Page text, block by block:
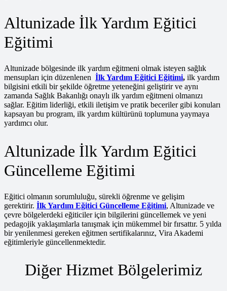
Altunizade İlk Yardım Eğitici
Eğitimi
Altunizade bölgesinde ilk yardım eğitmeni olmak isteyen sağlık
mensupları için düzenlenen İlk Yardım Eğitici Eğitimi, ilk yardım
bilgisini etkili bir şekilde öğretme yeteneğini geliştirir ve aynı
zamanda Sağlık Bakanlığı onaylı ilk yardım eğitmeni olmanızı
sağlar. Eğitim liderliği, etkili iletişim ve pratik beceriler gibi konuları
kapsayan bu program, ilk yardım kültürünü toplumuna yaymaya
yardımcı olur.
Altunizade İlk Yardım Eğitici
Güncelleme Eğitimi
Eğitici olmanın sorumluluğu, sürekli öğrenme ve gelişim
gerektirir. İlk Yardım Eğitici Güncelleme Eğitimi, Altunizade ve
çevre bölgelerdeki eğiticiler için bilgilerini güncellemek ve yeni
pedagojik yaklaşımlarla tanışmak için mükemmel bir fırsattır. 5 yılda
bir yenilenmesi gereken eğitmen sertifikalarınız, Vira Akademi
eğitimleriyle güncellenmektedir.
Diğer Hizmet Bölgelerimiz